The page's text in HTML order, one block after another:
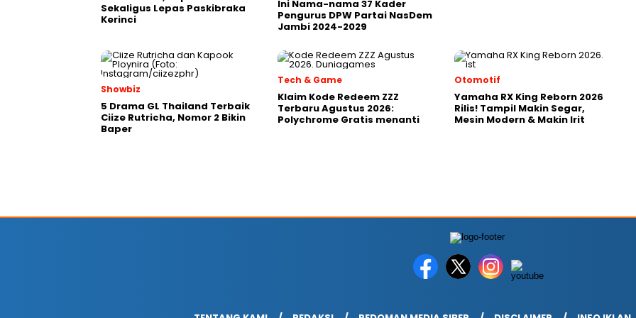
Sekaligus Lepas Paskibraka
Kerinci
Ini Nama-nama 37 Kader
Pengurus DPW Partai NasDem
Jambi 2024-2029
Showbiz
5 Drama GL Thailand Terbaik
Ciize Rutricha, Nomor 2 Bikin
Baper
Tech & Game
Klaim Kode Redeem ZZZ
Terbaru Agustus 2026:
Polychrome Gratis menanti
Otomotif
Yamaha RX King Reborn 2026
Rilis! Tampil Makin Segar,
Mesin Modern & Makin Irit